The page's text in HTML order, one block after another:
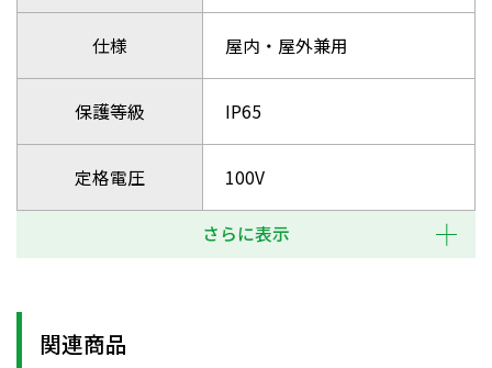
仕様 屋内・屋外兼用
保護等級 IP65
定格電圧 100V
さらに表示
関連商品